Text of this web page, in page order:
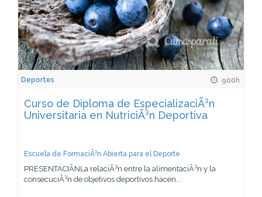
Deportes 900h
Curso de Diploma de EspecializaciÃ³n
Universitaria en NutriciÃ³n Deportiva
Escuela de FormaciÃ³n Abierta para el Deporte
PRESENTACIÃNLa relaciÃ³n entre la alimentaciÃ³n y la
consecuciÃ³n de objetivos deportivos hacen...